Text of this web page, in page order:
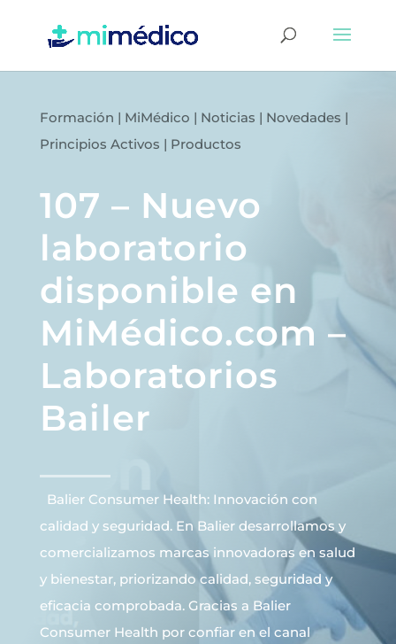
Formación | MiMédico | Noticias | Novedades |
Principios Activos | Productos
107 – Nuevo
laboratorio
disponible en
MiMédico.com –
Laboratorios
Bailer
Balier Consumer Health: Innovación con
calidad y seguridad. En Balier desarrollamos y
comercializamos marcas innovadoras en salud
y bienestar, priorizando calidad, seguridad y
eficacia comprobada. Gracias a Balier
Consumer Health por confiar en el canal